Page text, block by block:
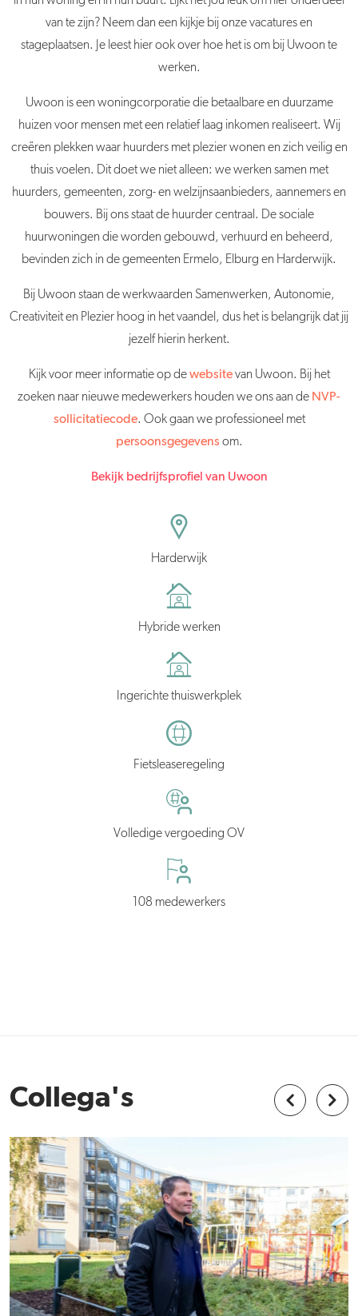
van te zijn? Neem dan een kijkje bij onze vacatures en
stageplaatsen. Je leest hier ook over hoe het is om bij Uwoon te
werken.
Uwoon is een woningcorporatie die betaalbare en duurzame
huizen voor mensen met een relatief laag inkomen realiseert. Wij
creëren plekken waar huurders met plezier wonen en zich veilig en
thuis voelen. Dit doet we niet alleen: we werken samen met
huurders, gemeenten, zorg- en welzijnsaanbieders, aannemers en
bouwers. Bij ons staat de huurder centraal. De sociale
huurwoningen die worden gebouwd, verhuurd en beheerd,
bevinden zich in de gemeenten Ermelo, Elburg en Harderwijk.
Bij Uwoon staan de werkwaarden Samenwerken, Autonomie,
Creativiteit en Plezier hoog in het vaandel, dus het is belangrijk dat jij
jezelf hierin herkent.
Kijk voor meer informatie op dewebsitevan Uwoon. Bij het
zoeken naar nieuwe medewerkers houden we ons aan de NVP-
sollicitatiecode. Ook gaan we professioneel met
persoonsgegevens om.
Bekijk bedrijfsprofiel van Uwoon
Harderwijk
Hybride werken
Ingerichte thuiswerkplek
Fietsleaseregeling
Volledige vergoeding OV
108 medewerkers
Collega's